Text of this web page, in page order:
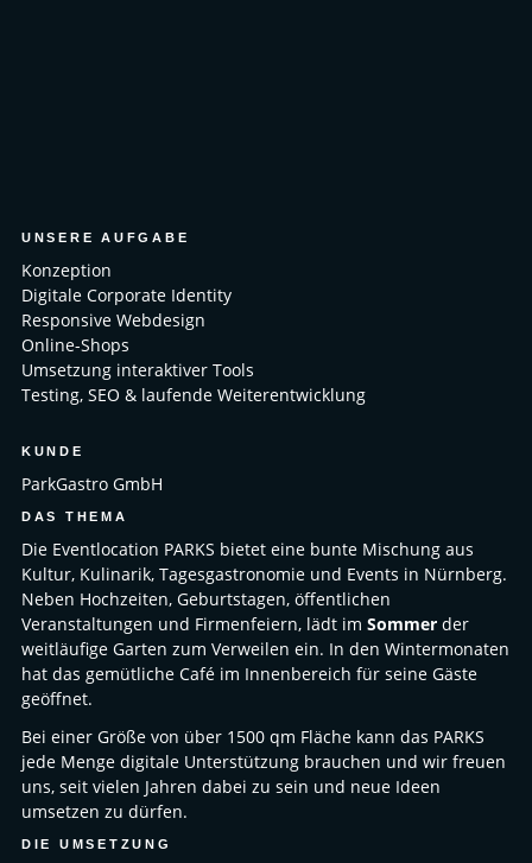
UNSERE AUFGABE
Konzeption
Digitale Corporate Identity
Responsive Webdesign
Online-Shops
Umsetzung interaktiver Tools
Testing, SEO & laufende Weiterentwicklung
KUNDE
ParkGastro GmbH
DAS THEMA
Die Eventlocation PARKS bietet eine bunte Mischung aus
Kultur, Kulinarik, Tagesgastronomie und Events in Nürnberg.
Neben Hochzeiten, Geburtstagen, öffentlichen
Veranstaltungen und Firmenfeiern, lädt im Sommer der
weitläufige Garten zum Verweilen ein. In den Wintermonaten
hat das gemütliche Café im Innenbereich für seine Gäste
geöffnet.
Bei einer Größe von über 1500 qm Fläche kann das PARKS
jede Menge digitale Unterstützung brauchen und wir freuen
uns, seit vielen Jahren dabei zu sein und neue Ideen
umsetzen zu dürfen.
DIE UMSETZUNG